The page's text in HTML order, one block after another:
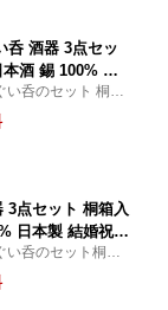
呑 酒器 3点セッ
本酒 錫 100% 日
結婚 出産 内祝
日 プレゼント
い呑のセット 桐箱
3点セット 桐箱入
日本製 結婚祝い
い 引き出物 金
ギフト 父の日
い呑のセット桐箱